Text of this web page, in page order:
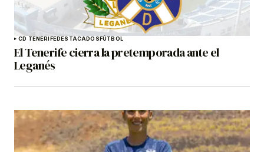
CD TENERIFEDESTACADOSFÚTBOL
El Tenerife cierra la pretemporada ante el
Leganés